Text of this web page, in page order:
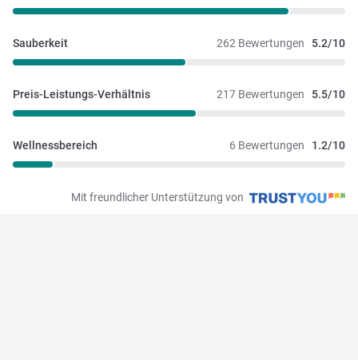
262 Bewertungen 5.2/10
Sauberkeit
217 Bewertungen 5.5/10
Preis-Leistungs-Verhältnis
6 Bewertungen 1.2/10
Wellnessbereich
Mit freundlicher Unterstützung von